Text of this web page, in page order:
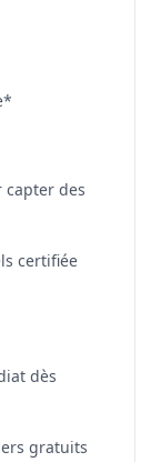
des
certifiée
dès
gratuits